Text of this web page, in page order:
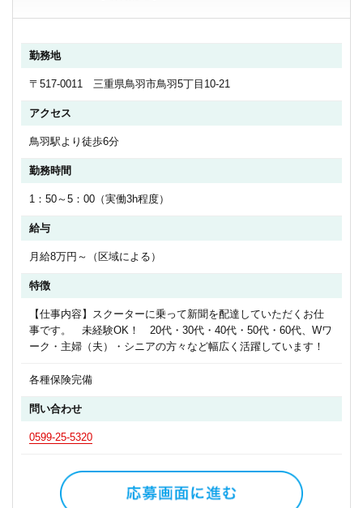
勤務地
〒517-0011 三重県鳥羽市鳥羽5丁目10-21
アクセス
鳥羽駅より徒歩6分
勤務時間
1：50～5：00（実働3h程度）
給与
月給8万円～（区域による）
特徴
【仕事内容】スクーターに乗って新聞を配達していただくお仕
事です。 未経験OK！ 20代・30代・40代・50代・60代、Wワ
ーク・主婦（夫）・シニアの方々など幅広く活躍しています！
各種保険完備
問い合わせ
0599-25-5320